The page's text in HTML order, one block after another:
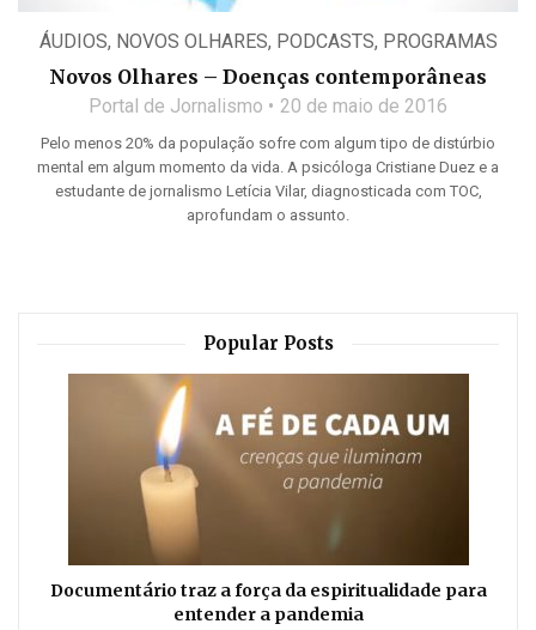
ÁUDIOS, NOVOS OLHARES, PODCASTS, PROGRAMAS
Novos Olhares – Doenças contemporâneas
Portal de Jornalismo 20 de maio de 2016
Pelo menos 20% da população sofre com algum tipo de distúrbio
mental em algum momento da vida. A psicóloga Cristiane Duez e a
estudante de jornalismo Letícia Vilar, diagnosticada com TOC,
aprofundam o assunto.
Popular Posts
Documentário traz a força da espiritualidade para
entender a pandemia